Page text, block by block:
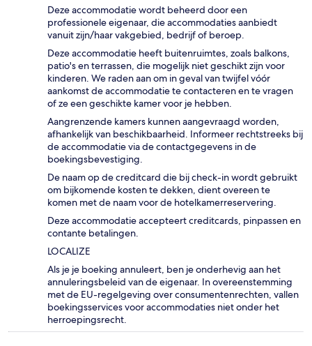
Deze accommodatie wordt beheerd door een
professionele eigenaar, die accommodaties aanbiedt
vanuit zijn/haar vakgebied, bedrijf of beroep.
Deze accommodatie heeft buitenruimtes, zoals balkons,
patio's en terrassen, die mogelijk niet geschikt zijn voor
kinderen. We raden aan om in geval van twijfel vóór
aankomst de accommodatie te contacteren en te vragen
of ze een geschikte kamer voor je hebben.
Aangrenzende kamers kunnen aangevraagd worden,
afhankelijk van beschikbaarheid. Informeer rechtstreeks bij
de accommodatie via de contactgegevens in de
boekingsbevestiging.
De naam op de creditcard die bij check-in wordt gebruikt
om bijkomende kosten te dekken, dient overeen te
komen met de naam voor de hotelkamerreservering.
Deze accommodatie accepteert creditcards, pinpassen en
contante betalingen.
LOCALIZE
Als je je boeking annuleert, ben je onderhevig aan het
annuleringsbeleid van de eigenaar. In overeenstemming
met de EU-regelgeving over consumentenrechten, vallen
boekingsservices voor accommodaties niet onder het
herroepingsrecht.